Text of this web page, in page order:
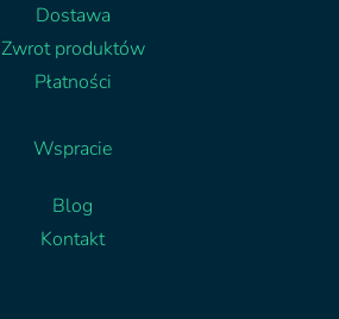
Dostawa
Zwrot produktów
Płatności
Wspracie
Blog
Kontakt